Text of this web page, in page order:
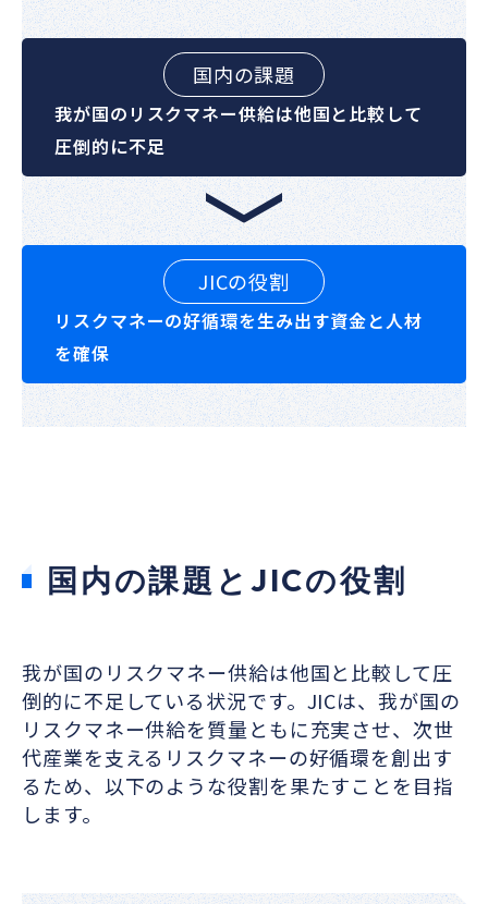
国内の課題
我が国のリスクマネー供給は他国と比較して
圧倒的に不足
JICの役割
リスクマネーの好循環を生み出す資金と人材
を確保
国内の課題とJICの役割
我が国のリスクマネー供給は他国と比較して圧
倒的に不足している状況です。JICは、我が国の
リスクマネー供給を質量ともに充実させ、次世
代産業を支えるリスクマネーの好循環を創出す
るため、以下のような役割を果たすことを目指
します。